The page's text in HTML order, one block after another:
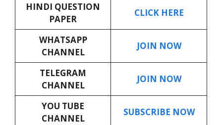
HINDI QUESTION
PAPER
CLICK HERE
WHATSAPP
CHANNEL
JOIN NOW
TELEGRAM
CHANNEL
JOIN NOW
YOU TUBE
CHANNEL
SUBSCRIBE NOW